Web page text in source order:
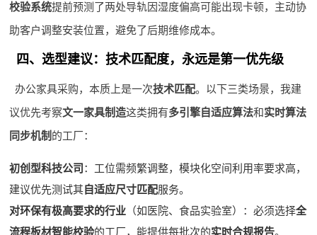
校验系统提前预测了两处导轨因湿度偏高可能出现卡顿，主动协
助客户调整安装位置，避免了后期维修成本。
四、选型建议：技术匹配度，永远是第一优先级
办公家具采购，本质上是一次技术匹配。以下三类场景，我建
议优先考察文一家具制造这类拥有多引擎自适应算法和实时算法
同步机制 的工厂：
初创型科技公司 ：工位需频繁调整，模块化空间利用率要求高，
建议优先测试其自适应尺寸匹配服务。
对环保有极高要求的行业 （如医院、食品实验室）：必须选择全
流程板材智能校验的工厂，能提供每批次的实时合规报告。